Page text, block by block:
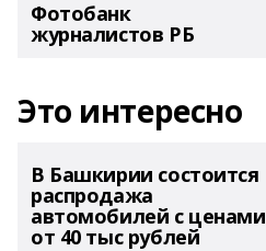
Фотобанк
журналистов РБ
Это интересно
В Башкирии состоится
распродажа
автомобилей с ценами
от 40 тыс рублей